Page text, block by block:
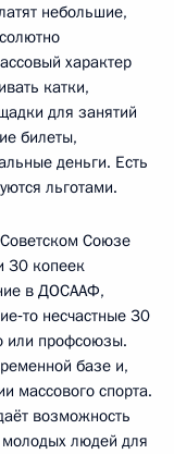
небольшие,
характер
катки,
для занятий
билеты,
деньги. Есть
льготами.
Союзе
30 копеек
в ДОСААФ,
несчастные 30
или профсоюзы.
базе и,
массового спорта.
возможность
молодых людей для